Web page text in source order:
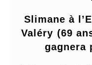
Slimane à
Valéry (69
gagnera